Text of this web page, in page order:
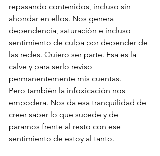
repasando contenidos, incluso sin
ahondar en ellos. Nos genera
dependencia, saturación e incluso
sentimiento de culpa por depender de
las redes. Quiero ser parte. Esa es la
calve y para serlo reviso
permanentemente mis cuentas.
Pero también la infoxicación nos
empodera. Nos da esa tranquilidad de
creer saber lo que sucede y de
pararnos frente al resto con ese
sentimiento de estoy al tanto.